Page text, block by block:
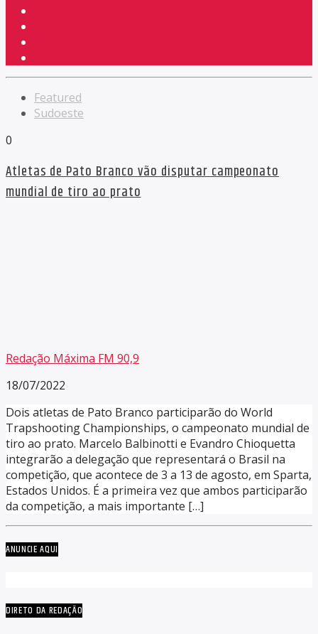
Featured
Sudoeste
0
Atletas de Pato Branco vão disputar campeonato
mundial de tiro ao prato
Redação Máxima FM 90,9
18/07/2022
Dois atletas de Pato Branco participarão do World
Trapshooting Championships, o campeonato mundial de
tiro ao prato. Marcelo Balbinotti e Evandro Chioquetta
integrarão a delegação que representará o Brasil na
competição, que acontece de 3 a 13 de agosto, em Sparta,
Estados Unidos. É a primeira vez que ambos participarão
da competição, a mais importante […]
ANUNCIE AQUI
DIRETO DA REDAÇÃO